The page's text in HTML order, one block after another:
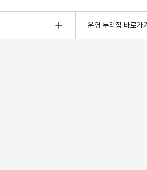
운영 누리집 바로가기